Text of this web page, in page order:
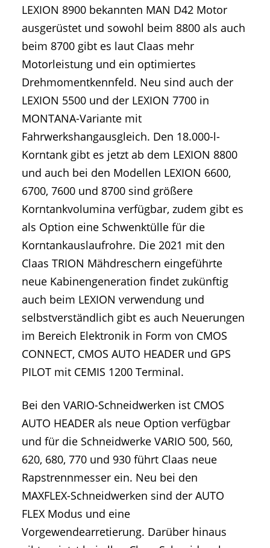
LEXION 8900 bekannten MAN D42 Motor
ausgerüstet und sowohl beim 8800 als auch
beim 8700 gibt es laut Claas mehr
Motorleistung und ein optimiertes
Drehmomentkennfeld. Neu sind auch der
LEXION 5500 und der LEXION 7700 in
MONTANA-Variante mit
Fahrwerkshangausgleich. Den 18.000-l-
Korntank gibt es jetzt ab dem LEXION 8800
und auch bei den Modellen LEXION 6600,
6700, 7600 und 8700 sind größere
Korntankvolumina verfügbar, zudem gibt es
als Option eine Schwenktülle für die
Korntankauslaufrohre. Die 2021 mit den
Claas TRION Mähdreschern eingeführte
neue Kabinengeneration findet zukünftig
auch beim LEXION verwendung und
selbstverständlich gibt es auch Neuerungen
im Bereich Elektronik in Form von CMOS
CONNECT, CMOS AUTO HEADER und GPS
PILOT mit CEMIS 1200 Terminal.
Bei den VARIO-Schneidwerken ist CMOS
AUTO HEADER als neue Option verfügbar
und für die Schneidwerke VARIO 500, 560,
620, 680, 770 und 930 führt Claas neue
Rapstrennmesser ein. Neu bei den
MAXFLEX-Schneidwerken sind der AUTO
FLEX Modus und eine
Vorgewendearretierung. Darüber hinaus